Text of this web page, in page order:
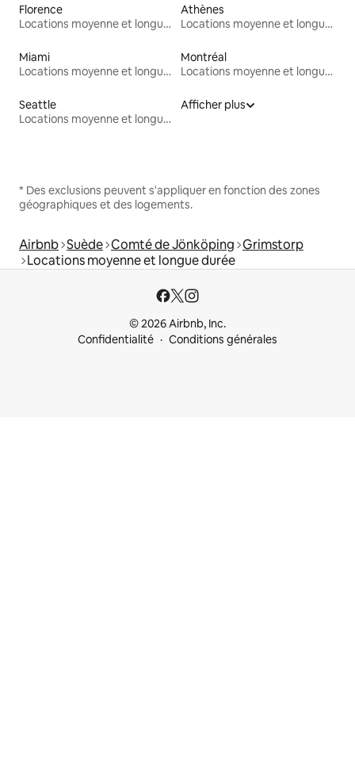
Florence
Locations moyenne et longue durée
Athènes
Locations moyenne et longue durée
Miami
Locations moyenne et longue durée
Montréal
Locations moyenne et longue durée
Seattle
Locations moyenne et longue durée
Afficher plus
* Des exclusions peuvent s'appliquer en fonction des zones
géographiques et des logements.
Airbnb Suède Comté de Jönköping Grimstorp
Locations moyenne et longue durée
© 2026 Airbnb, Inc.
Confidentialité
Conditions générales